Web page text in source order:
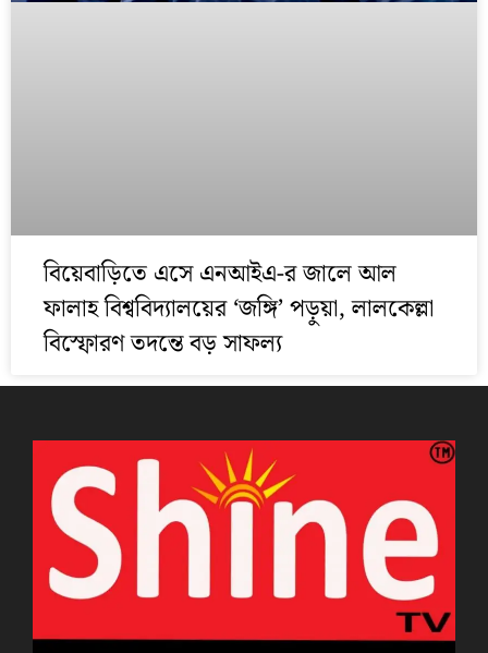
বিয়েবাড়িতে এসে এনআইএ-র জালে আল
ফালাহ বিশ্ববিদ্যালয়ের ‘জঙ্গি’ পড়ুয়া, লালকেল্লা
বিস্ফোরণ তদন্তে বড় সাফল্য